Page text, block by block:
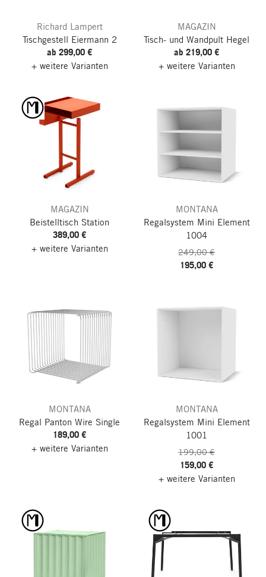
Richard Lampert
Tischgestell Eiermann 2
ab 299,00 €
+ weitere Varianten
MAGAZIN
Tisch- und Wandpult Hegel
ab 219,00 €
+ weitere Varianten
MAGAZIN
Beistelltisch Station
389,00 €
+ weitere Varianten
MONTANA
Regalsystem Mini Element
1004
249,00 €
195,00 €
MONTANA
Regal Panton Wire Single
189,00 €
+ weitere Varianten
MONTANA
Regalsystem Mini Element
1001
199,00 €
159,00 €
+ weitere Varianten